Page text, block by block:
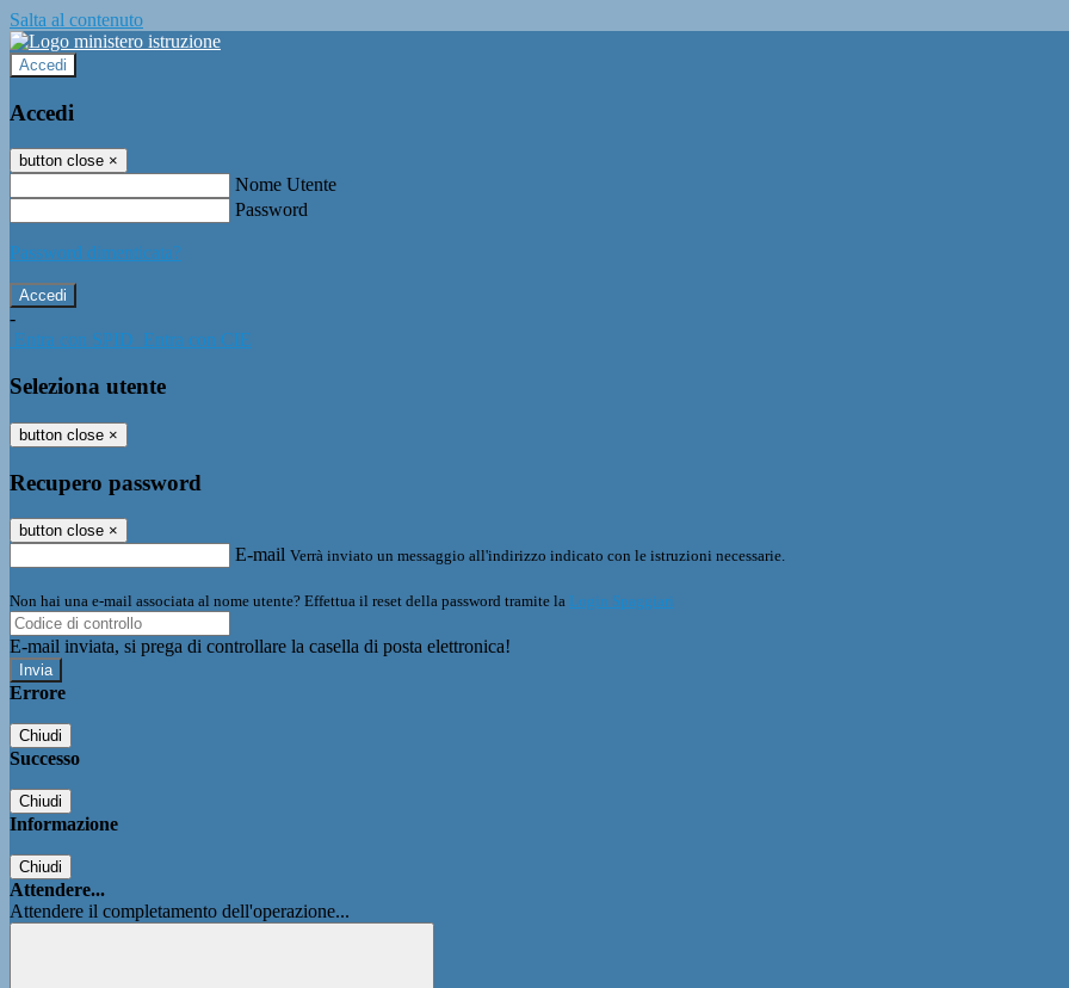
Salta al contenuto
Accedi
Accedi
button close ×
Nome Utente
Password
Password dimenticata?
-
Entra con SPID Entra con CIE
Seleziona utente
button close ×
Recupero password
button close ×
E-mail Verrà inviato un messaggio all'indirizzo indicato con le istruzioni necessarie.
Non hai una e-mail associata al nome utente? Effettua il reset della password tramite la Login Spaggiari
E-mail inviata, si prega di controllare la casella di posta elettronica!
Errore
Chiudi
Successo
Chiudi
Informazione
Chiudi
Attendere...
Attendere il completamento dell'operazione...